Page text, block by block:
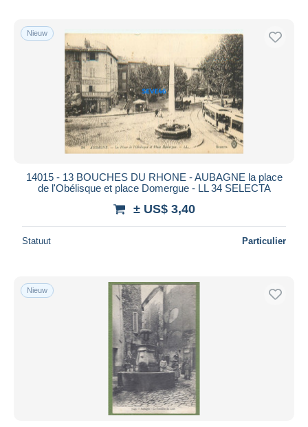
Toepassen
Nieuw
14015 - 13 BOUCHES DU RHONE - AUBAGNE la place
de l'Obélisque et place Domergue - LL 34 SELECTA
± US$ 3,40
Statuut Particulier
Nieuw